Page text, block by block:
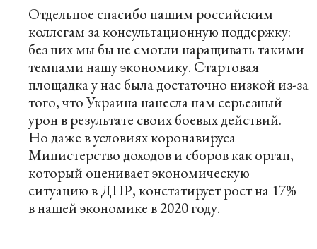
Отдельное спасибо нашим российским
коллегам за консультационную поддержку:
без них мы бы не смогли наращивать такими
темпами нашу экономику. Стартовая
площадка у нас была достаточно низкой из-за
того, что Украина нанесла нам серьезный
урон в результате своих боевых действий.
Но даже в условиях коронавируса
Министерство доходов и сборов как орган,
который оценивает экономическую
ситуацию в ДНР, констатирует рост на 17%
в нашей экономике в 2020 году.